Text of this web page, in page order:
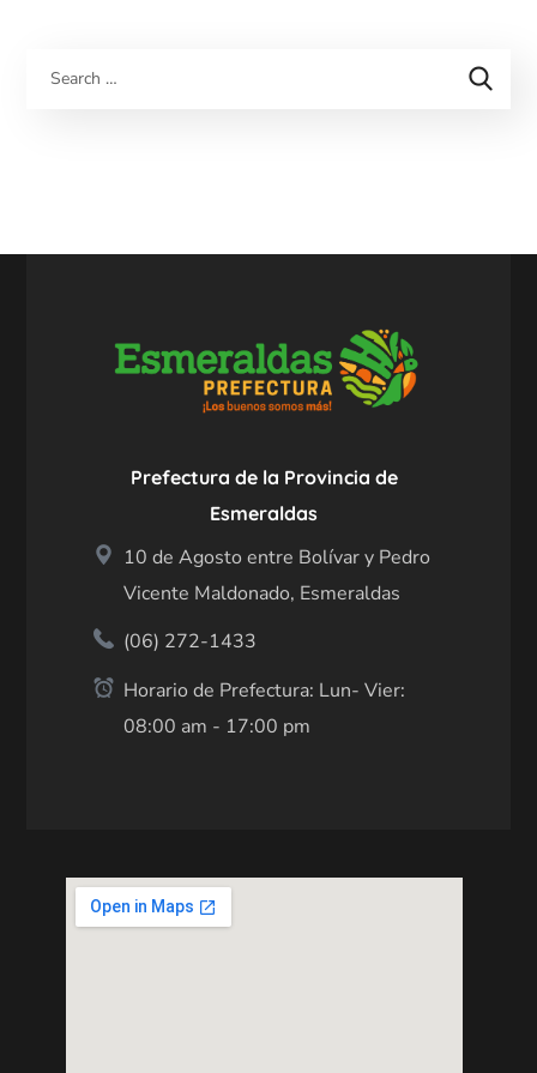
Prefectura de la Provincia de
Esmeraldas
10 de Agosto entre Bolívar y Pedro
Vicente Maldonado, Esmeraldas
(06) 272-1433
Horario de Prefectura: Lun- Vier:
08:00 am - 17:00 pm